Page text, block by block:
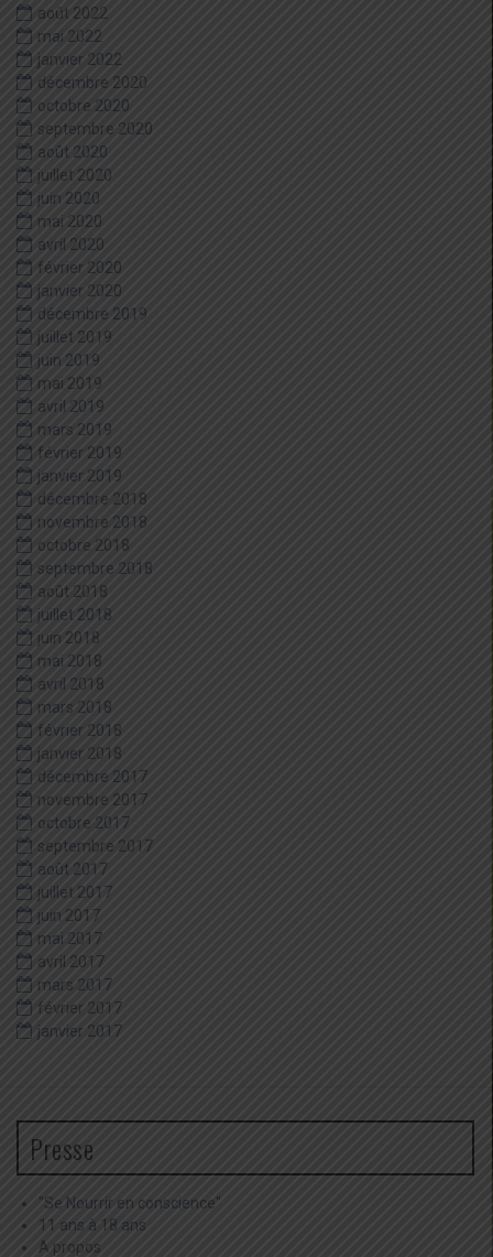
août 2022
mai 2022
janvier 2022
décembre 2020
octobre 2020
septembre 2020
août 2020
juillet 2020
juin 2020
mai 2020
avril 2020
février 2020
janvier 2020
décembre 2019
juillet 2019
juin 2019
mai 2019
avril 2019
mars 2019
février 2019
janvier 2019
décembre 2018
novembre 2018
octobre 2018
septembre 2018
août 2018
juillet 2018
juin 2018
mai 2018
avril 2018
mars 2018
février 2018
janvier 2018
décembre 2017
novembre 2017
octobre 2017
septembre 2017
août 2017
juillet 2017
juin 2017
mai 2017
avril 2017
mars 2017
février 2017
janvier 2017
Presse
"Se Nourrir en conscience"
11 ans à 18 ans
A propos